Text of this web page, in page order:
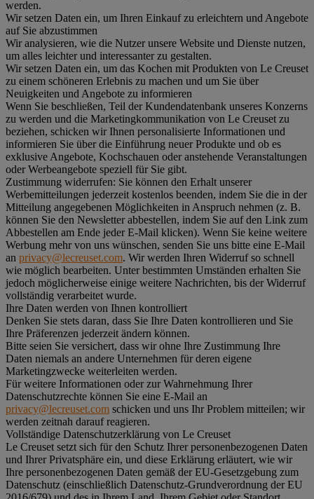
werden.
Wir setzen Daten ein, um Ihren Einkauf zu erleichtern und Angebote
auf Sie abzustimmen
Wir analysieren, wie die Nutzer unsere Website und Dienste nutzen,
um alles leichter und interessanter zu gestalten.
Wir setzen Daten ein, um das Kochen mit Produkten von Le Creuset
zu einem schöneren Erlebnis zu machen und um Sie über
Neuigkeiten und Angebote zu informieren
Wenn Sie beschließen, Teil der Kundendatenbank unseres Konzerns
zu werden und die Marketingkommunikation von Le Creuset zu
beziehen, schicken wir Ihnen personalisierte Informationen und
informieren Sie über die Einführung neuer Produkte und ob es
exklusive Angebote, Kochschauen oder anstehende Veranstaltungen
oder Werbeangebote speziell für Sie gibt.
Zustimmung widerrufen: Sie können den Erhalt unserer
Werbemitteilungen jederzeit kostenlos beenden, indem Sie die in der
Mitteilung angegebenen Möglichkeiten in Anspruch nehmen (z. B.
können Sie den Newsletter abbestellen, indem Sie auf den Link zum
Abbestellen am Ende jeder E-Mail klicken). Wenn Sie keine weitere
Werbung mehr von uns wünschen, senden Sie uns bitte eine E-Mail
an privacy@lecreuset.com. Wir werden Ihren Widerruf so schnell
wie möglich bearbeiten. Unter bestimmten Umständen erhalten Sie
jedoch möglicherweise einige weitere Nachrichten, bis der Widerruf
vollständig verarbeitet wurde.
Ihre Daten werden von Ihnen kontrolliert
Denken Sie stets daran, dass Sie Ihre Daten kontrollieren und Sie
Ihre Präferenzen jederzeit ändern können.
Bitte seien Sie versichert, dass wir ohne Ihre Zustimmung Ihre
Daten niemals an andere Unternehmen für deren eigene
Marketingzwecke weiterleiten werden.
Für weitere Informationen oder zur Wahrnehmung Ihrer
Datenschutzrechte können Sie eine E-Mail an
privacy@lecreuset.com schicken und uns Ihr Problem mitteilen; wir
werden zeitnah darauf reagieren.
Vollständige Datenschutzerklärung von Le Creuset
Le Creuset setzt sich für den Schutz Ihrer personenbezogenen Daten
und Ihrer Privatsphäre ein, und diese Erklärung erläutert, wie wir
Ihre personenbezogenen Daten gemäß der EU-Gesetzgebung zum
Datenschutz (einschließlich Datenschutz-Grundverordnung der EU